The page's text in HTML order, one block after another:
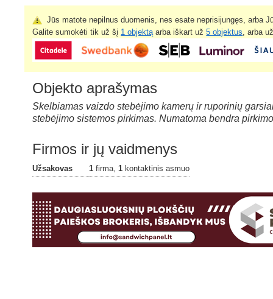
Jūs matote nepilnus duomenis, nes esate neprisijungęs, arba
Galite sumokėti tik už šį 1 objektą arba iškart už5 objektus , arba
Objekto aprašymas
Skelbiamas vaizdo stebėjimo kamerų ir ruporinių
stebėjimo sistemos pirkimas. Numatoma bendra
Firmos ir jų vaidmenys
Užsakovas 1 firma, 1 kontaktinis asmuo